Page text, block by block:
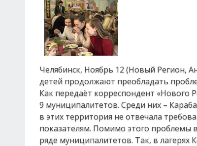
Челябинск, Ноябрь 12 (Новый Регион,
детей продолжают преобладать
Как передаёт корреспондент «Нового
9 муниципалитетов. Среди них –
в этих территория не отвечала
показателям. Помимо этого проблемы
ряде муниципалитетов. Так, в